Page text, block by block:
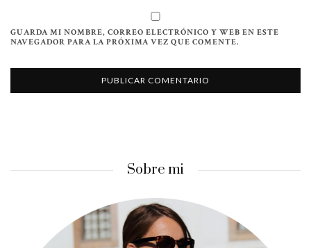
GUARDA MI NOMBRE, CORREO ELECTRÓNICO Y WEB EN ESTE
NAVEGADOR PARA LA PRÓXIMA VEZ QUE COMENTE.
Sobre mi